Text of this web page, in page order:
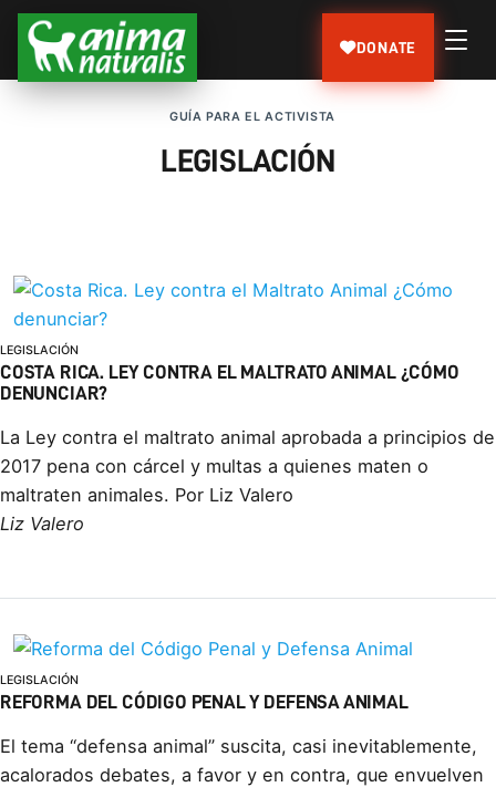
DONATE
GUÍ­A PARA EL ACTIVISTA
LEGISLACIÓN
LEGISLACIÓN
COSTA RICA. LEY CONTRA EL MALTRATO ANIMAL ¿CÓMO
DENUNCIAR?
La Ley contra el maltrato animal aprobada a principios de
2017 pena con cárcel y multas a quienes maten o
maltraten animales. Por Liz Valero
Liz Valero
LEGISLACIÓN
REFORMA DEL CÓDIGO PENAL Y DEFENSA ANIMAL
El tema “defensa animal” suscita, casi inevitablemente,
acalorados debates, a favor y en contra, que envuelven